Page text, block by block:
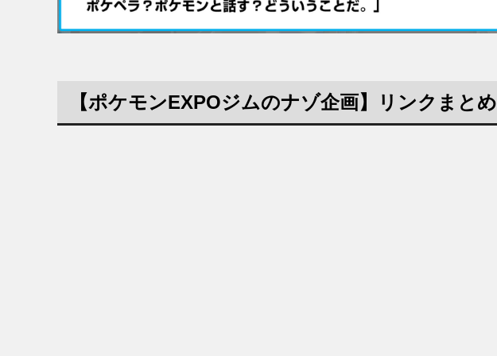
【ポケモンEXPOジムのナゾ企画】リンクまとめ